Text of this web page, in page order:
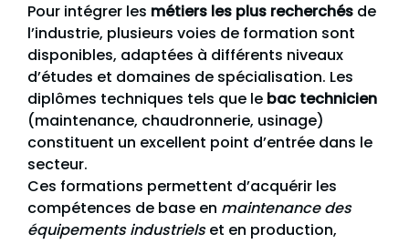
Pour intégrer les métiers les plus recherchés de
l’industrie, plusieurs voies de formation sont
disponibles, adaptées à différents niveaux
d’études et domaines de spécialisation. Les
diplômes techniques tels que le bac technicien
(maintenance, chaudronnerie, usinage)
constituent un excellent point d’entrée dans le
secteur.
Ces formations permettent d’acquérir les
compétences de base en maintenance des
équipements industrielset en production,